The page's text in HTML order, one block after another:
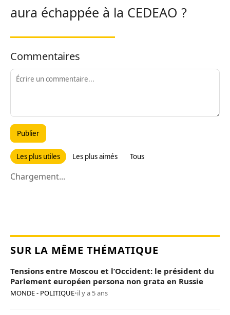
aura échappée à la CEDEAO ?
Commentaires
Publier
Les plus utiles Les plus aimés Tous
Chargement...
SUR LA MÊME THÉMATIQUE
Tensions entre Moscou et l’Occident: le président du
Parlement européen persona non grata en Russie
MONDE - POLITIQUE•il y a 5 ans